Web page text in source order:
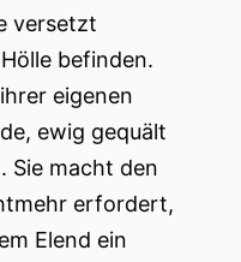
versetzt
befinden.
eigenen
ewig gequält
Sie macht den
erfordert,
Elend ein